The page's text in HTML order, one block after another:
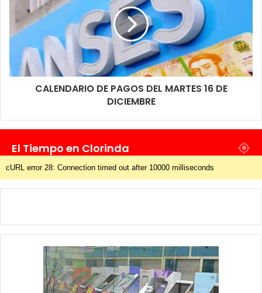
CALENDARIO DE PAGOS DEL MARTES 16 DE
DICIEMBRE
El Tiempo en Clorinda
cURL error 28: Connection timed out after 10000 milliseconds